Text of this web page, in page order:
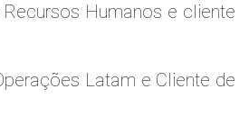
Humanos e cliente
Latam e Cliente de